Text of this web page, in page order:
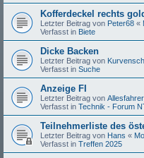
Kofferdeckel rechts
Letzter Beitrag von Peter68 «
Verfasst in Biete
Dicke Backen
Letzter Beitrag von
Verfasst in Suche
Anzeige FI
Letzter Beitrag von Allesfahrer
Verfasst in Technik - Forum
Teilnehmerliste des
Letzter Beitrag von Hans «
Verfasst in Treffen 2025